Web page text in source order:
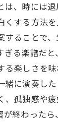
は、時には
くする方法
することで
ぎる楽譜だ
る楽しさを
緒に演奏し
、孤独感や
が終わった